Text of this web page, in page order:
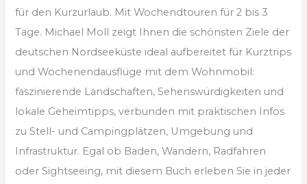
für den Kurzurlaub. Mit Wochendtouren für 2 bis 3
Tage. Michael Moll zeigt Ihnen die schönsten Ziele der
deutschen Nordseeküste ideal aufbereitet für Kurztrips
und Wochenendausflüge mit dem Wohnmobil:
faszinierende Landschaften, Sehenswürdigkeiten und
lokale Geheimtipps, verbunden mit praktischen Infos
zu Stell- und Campingplätzen, Umgebung und
Infrastruktur. Egal ob Baden, Wandern, Radfahren
oder Sightseeing, mit diesem Buch erleben Sie in jeder